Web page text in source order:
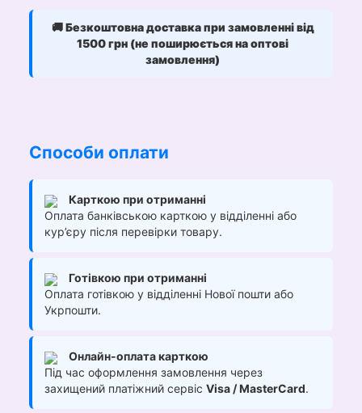
🚚Безкоштовна доставка при замовленні від
1500 грн (не поширюється на оптові
замовлення)
Способи оплати
Карткою при отриманні
Оплата банківською карткою у відділенні або
кур’єру після перевірки товару.
Готівкою при отриманні
Оплата готівкою у відділенні Нової пошти або
Укрпошти.
Онлайн-оплата карткою
Під час оформлення замовлення через
захищений платіжний сервіс Visa / MasterCard.